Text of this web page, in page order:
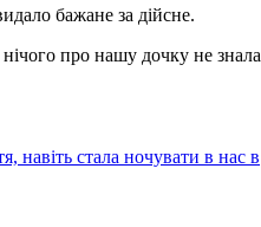
бажане за дійсне.
про нашу дочку не знала
навіть стала ночувати в нас в